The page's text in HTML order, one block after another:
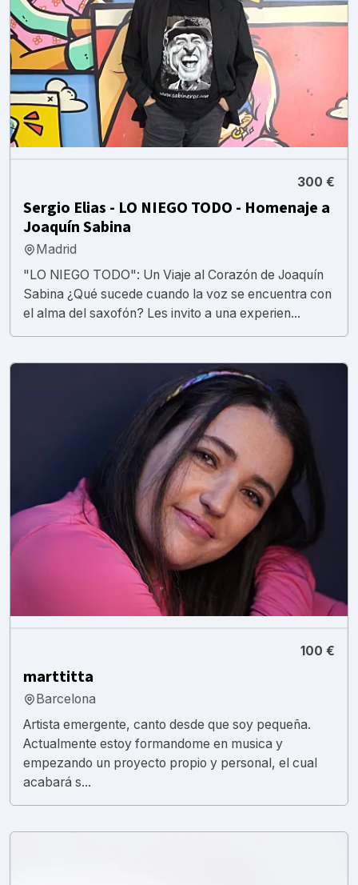
300 €
Sergio Elias - LO NIEGO TODO - Homenaje a
Joaquín Sabina
Madrid
"LO NIEGO TODO": Un Viaje al Corazón de Joaquín
Sabina ¿Qué sucede cuando la voz se encuentra con
el alma del saxofón? Les invito a una experien...
100 €
marttitta
Barcelona
Artista emergente, canto desde que soy pequeña.
Actualmente estoy formandome en musica y
empezando un proyecto propio y personal, el cual
acabará s...